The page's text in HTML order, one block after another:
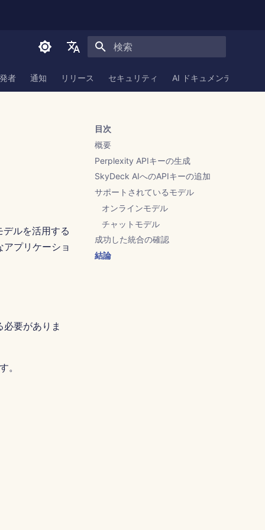
English
日本語
한국어
繁體中文
者 通知 リリース セキュリティ AI ドキュメンテーション
目次
概要
Perplexity APIキーの生成
SkyDeck AIへのAPIキーの追加
サポートされているモデル
オンラインモデル
チャットモデル
成功した統合の確認
結論
ルを活用する
プリケーショ
要がありま
。